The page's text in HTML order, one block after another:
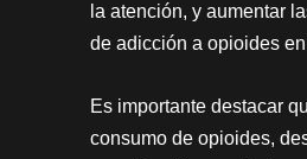
la atención, y aumentar
de adicción a opioides
Es importante destacar
consumo de opioides,